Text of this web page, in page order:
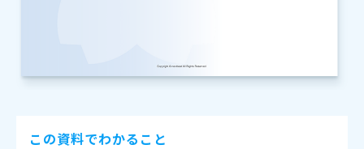
この資料でわかること